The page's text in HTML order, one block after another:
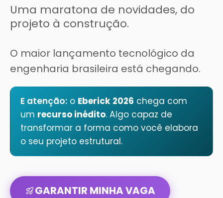
Uma maratona de novidades, do
projeto à construção.
O maior lançamento tecnológico da
engenharia brasileira está chegando.
E atenção: o Eberick 2026 chega com
um recurso inédito. Algo capaz de
transformar a forma como você elabora
o seu projeto estrutural.
GARANTIR MINHA VAGA